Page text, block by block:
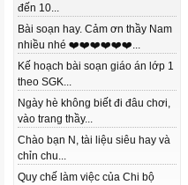
đến 10...
Bài soạn hay. Cảm ơn thầy Nam
nhiều nhé ❤️❤️❤️❤️❤️❤️...
Kế hoạch bài soạn giáo án lớp 1
theo SGK...
Ngày hè không biết đi đâu chơi,
vào trang thầy...
Chào bạn N, tài liệu siêu hay và
chỉn chu...
Quy chế làm việc của Chi bộ